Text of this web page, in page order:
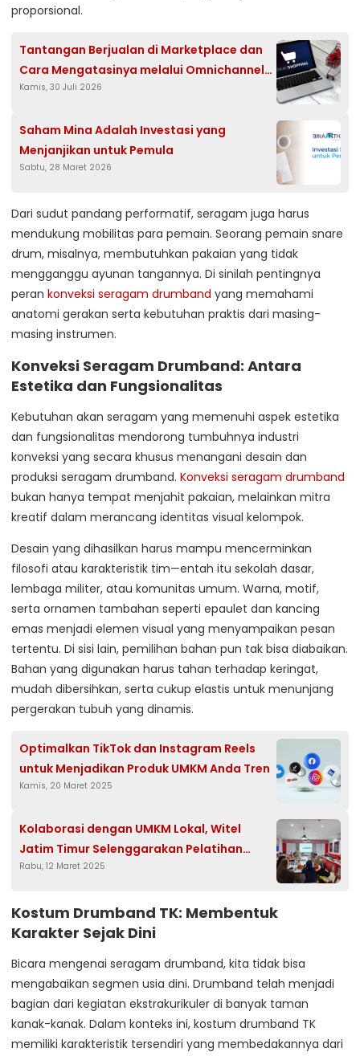
proporsional.
Tantangan Berjualan di Marketplace dan
Cara Mengatasinya melalui Omnichannel
Commerce
Kamis, 30 Juli 2026
Saham Mina Adalah Investasi yang
Menjanjikan untuk Pemula
Sabtu, 28 Maret 2026
Dari sudut pandang performatif, seragam juga harus
mendukung mobilitas para pemain. Seorang pemain snare
drum, misalnya, membutuhkan pakaian yang tidak
mengganggu ayunan tangannya. Di sinilah pentingnya
peran konveksi seragam drumband yang memahami
anatomi gerakan serta kebutuhan praktis dari masing-
masing instrumen.
Konveksi Seragam Drumband: Antara
Estetika dan Fungsionalitas
Kebutuhan akan seragam yang memenuhi aspek estetika
dan fungsionalitas mendorong tumbuhnya industri
konveksi yang secara khusus menangani desain dan
produksi seragam drumband. Konveksi seragam drumband
bukan hanya tempat menjahit pakaian, melainkan mitra
kreatif dalam merancang identitas visual kelompok.
Desain yang dihasilkan harus mampu mencerminkan
filosofi atau karakteristik tim—entah itu sekolah dasar,
lembaga militer, atau komunitas umum. Warna, motif,
serta ornamen tambahan seperti epaulet dan kancing
emas menjadi elemen visual yang menyampaikan pesan
tertentu. Di sisi lain, pemilihan bahan pun tak bisa diabaikan.
Bahan yang digunakan harus tahan terhadap keringat,
mudah dibersihkan, serta cukup elastis untuk menunjang
pergerakan tubuh yang dinamis.
Optimalkan TikTok dan Instagram Reels
untuk Menjadikan Produk UMKM Anda Tren
Kamis, 20 Maret 2025
Kolaborasi dengan UMKM Lokal, Witel
Jatim Timur Selenggarakan Pelatihan
untuk UMKM Sidoarjo
Rabu, 12 Maret 2025
Kostum Drumband TK: Membentuk
Karakter Sejak Dini
Bicara mengenai seragam drumband, kita tidak bisa
mengabaikan segmen usia dini. Drumband telah menjadi
bagian dari kegiatan ekstrakurikuler di banyak taman
kanak-kanak. Dalam konteks ini, kostum drumband TK
memiliki karakteristik tersendiri yang membedakannya dari